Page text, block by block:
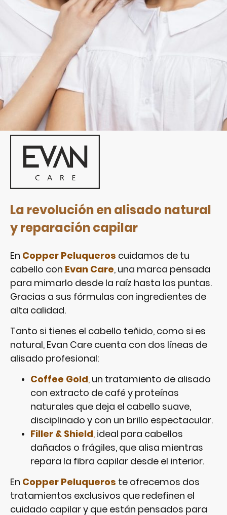
La revolución en alisado natural
y reparación capilar
En Copper Peluqueros cuidamos de tu
cabello con Evan Care, una marca pensada
para mimarlo desde la raíz hasta las puntas.
Gracias a sus fórmulas con ingredientes de
alta calidad.
Tanto si tienes el cabello teñido, como si es
natural, Evan Care cuenta con dos líneas de
alisado profesional:
Coffee Gold, un tratamiento de alisado
con extracto de café y proteínas
naturales que deja el cabello suave,
disciplinado y con un brillo espectacular.
Filler & Shield, ideal para cabellos
dañados o frágiles, que alisa mientras
repara la fibra capilar desde el interior.
En Copper Peluqueros te ofrecemos dos
tratamientos exclusivos que redefinen el
cuidado capilar y que están pensados para